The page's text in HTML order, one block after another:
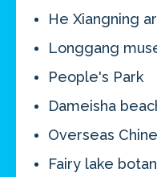
He Xiangning
Longgang
People's Park
Dameisha
Overseas
Fairy lake
approfitta